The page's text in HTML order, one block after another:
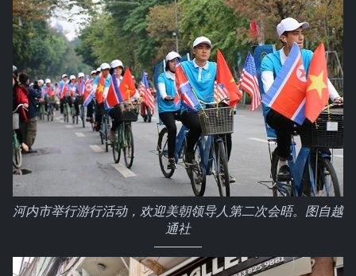
河内市举行游行活动，欢迎美朝领导人第二次会晤。图自越
通社